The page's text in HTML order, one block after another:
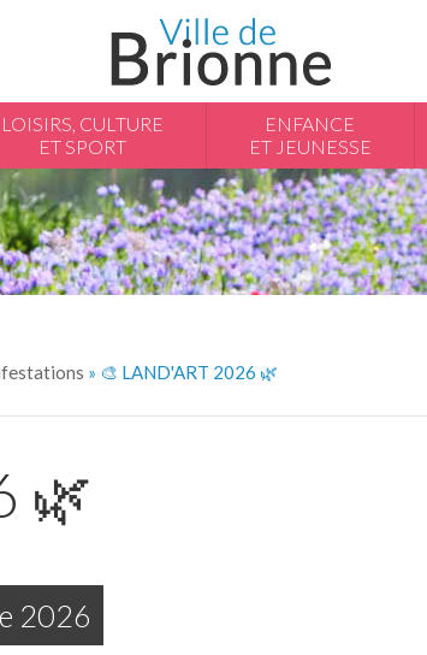
LOISIRS, CULTURE
ET SPORT
ENFANCE
ET JEUNESSE
» 🎨 LAND'ART 2026 🌿
🌿
2026